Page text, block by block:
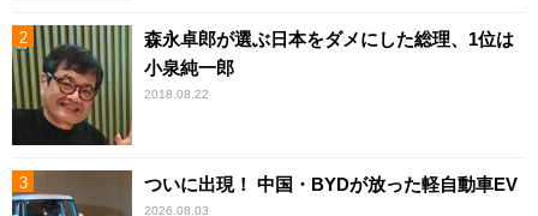
森永卓郎が選ぶ日本をダメにした総理、1位は
小泉純一郎
2018.08.22
ついに出現！ 中国・BYDが放った軽自動車EV
2026.08.03